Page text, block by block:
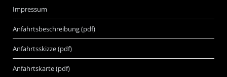
Impressum
Anfahrtsbeschreibung (pdf)
Anfahrtsskizze (pdf)
Anfahrtskarte (pdf)